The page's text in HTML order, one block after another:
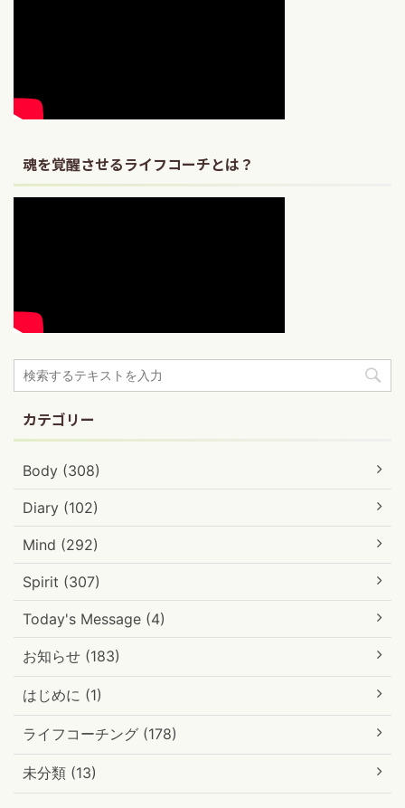
魂を覚醒させるライフコーチとは？
カテゴリー
Body (308)
Diary (102)
Mind (292)
Spirit (307)
Today's Message (4)
お知らせ (183)
はじめに (1)
ライフコーチング (178)
未分類 (13)